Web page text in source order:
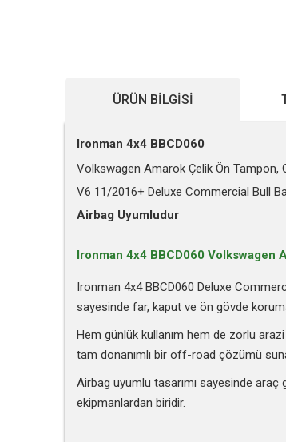
ÜRÜN BILGISI
Ironman 4x4 BBCD060
Volkswagen Amarok Çelik Ön Tampon,
V6 11/2016+ Deluxe Commercial Bull
Airbag Uyumludur
Ironman 4x4 BBCD060 Volkswagen
Ironman 4x4 BBCD060 Deluxe
sayesinde far, kaput ve ön gövde
Hem günlük kullanım hem de zorlu
tam donanımlı bir off-road çözümü
Airbag uyumlu tasarımı sayesinde
ekipmanlardan biridir.